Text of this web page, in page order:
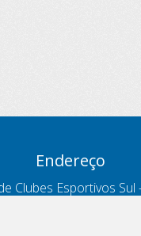
Endereço
Clubes Esportivos Sul